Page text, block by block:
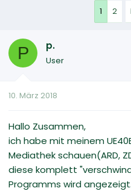
e
l
l
m
1 2
P p.
User
10. März 2018
Hallo Zusammen,
ich habe mit meinem
Mediathek schauen(ARD,
diese komplett
Programms wird